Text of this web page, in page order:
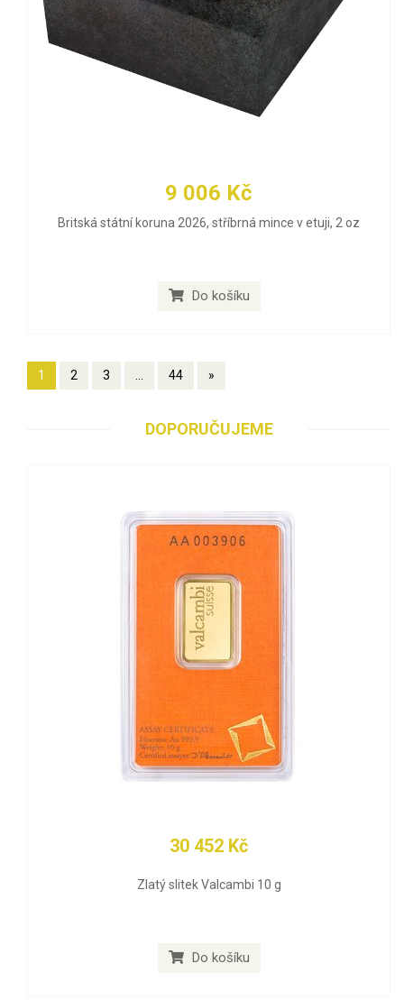
9 006 Kč
Britská státní koruna 2026, stříbrná mince v etuji, 2 oz
Do košíku
1 2 3 ... 44 »
DOPORUČUJEME
30 452 Kč
Zlatý slitek Valcambi 10 g
Do košíku